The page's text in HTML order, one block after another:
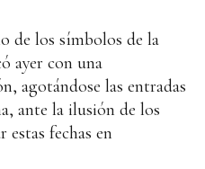
de los símbolos de la
ayer con una
agotándose las entradas
ante la ilusión de los
fechas en